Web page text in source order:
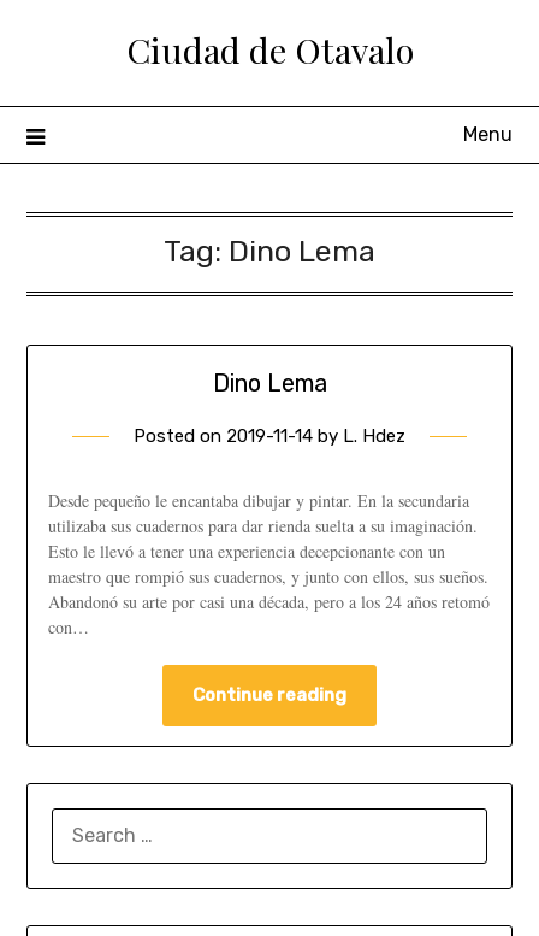
Ciudad de Otavalo
Menu
Tag: Dino Lema
Dino Lema
Posted on 2019-11-14 by L. Hdez
Desde pequeño le encantaba dibujar y pintar. En la secundaria
utilizaba sus cuadernos para dar rienda suelta a su imaginación.
Esto le llevó a tener una experiencia decepcionante con un
maestro que rompió sus cuadernos, y junto con ellos, sus sueños.
Abandonó su arte por casi una década, pero a los 24 años retomó
con…
Continue reading